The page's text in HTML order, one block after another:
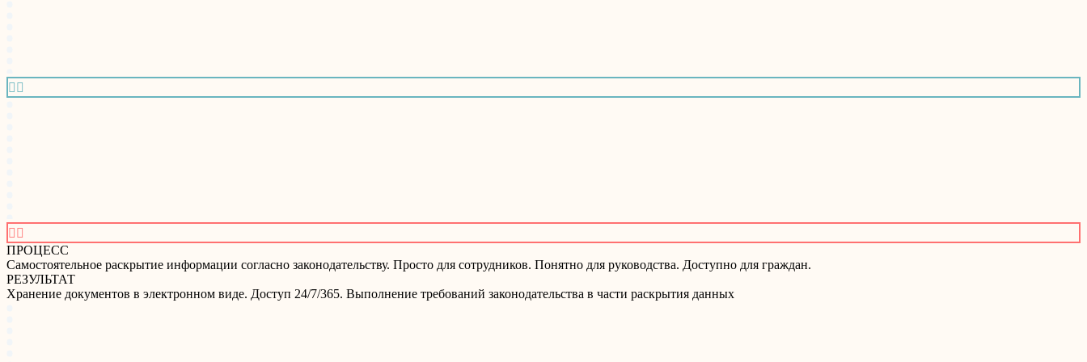
 
 
ПРОЦЕСС
Самостоятельное раскрытие информации согласно законодательству. Просто для сотрудников. Понятно для руководства. Доступно для граждан.
РЕЗУЛЬТАТ
Хранение документов в электронном виде. Доступ 24/7/365. Выполнение требований законодательства в части раскрытия данных